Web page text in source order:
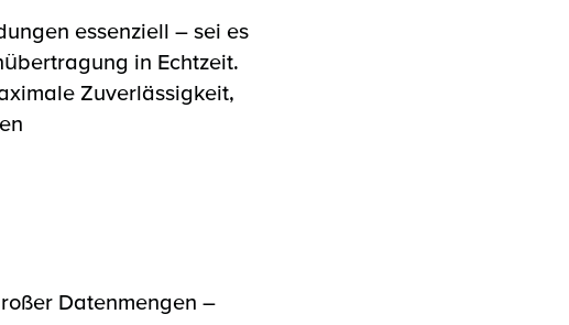
essenziell – sei es
in Echtzeit.
Zuverlässigkeit,
Datenmengen –